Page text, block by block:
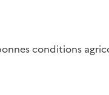
conditions